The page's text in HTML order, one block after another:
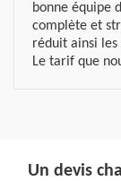
bonne équipe
complète et
réduit ainsi
Le tarif que
Un devis